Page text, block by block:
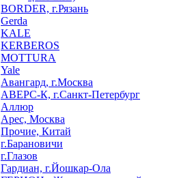
BORDER, г.Рязань
Gerda
KALE
KERBEROS
MOTTURA
Yale
Авангард, г.Москва
АВЕРС-К, г.Санкт-Петербург
Аллюр
Арес, Москва
Прочие, Китай
г.Барановичи
г.Глазов
Гардиан, г.Йошкар-Ола